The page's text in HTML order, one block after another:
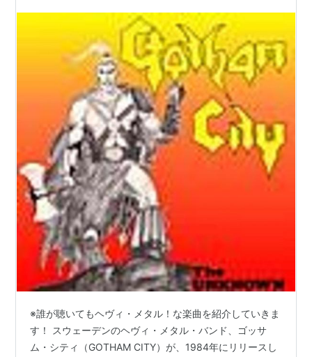
※誰が聴いてもヘヴィ・メタル！な楽曲を紹介していきま
す！ スウェーデンのヘヴィ・メタル・バンド、ゴッサ
ム・シティ（GOTHAM CITY）が、1984年にリリースし